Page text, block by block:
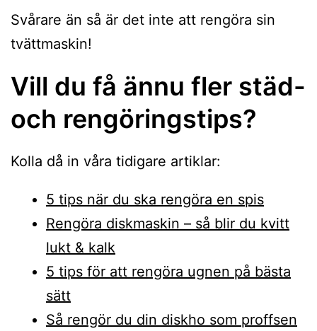
Svårare än så är det inte att rengöra sin
tvättmaskin!
Vill du få ännu fler städ-
och rengöringstips?
Kolla då in våra tidigare artiklar:
5 tips när du ska rengöra en spis
Rengöra diskmaskin – så blir du kvitt
lukt & kalk
5 tips för att rengöra ugnen på bästa
sätt
Så rengör du din diskho som proffsen